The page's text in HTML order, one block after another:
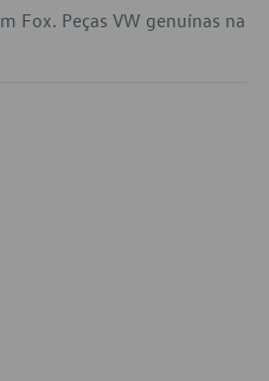
Fox. Peças VW genuínas na